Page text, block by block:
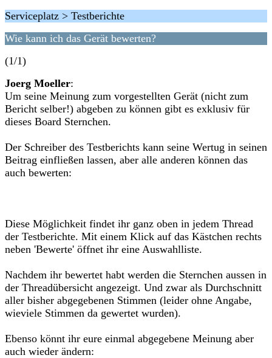
Serviceplatz > Testberichte
Wie kann ich das Gerät bewerten?
(1/1)
Joerg Moeller:
Um seine Meinung zum vorgestellten Gerät (nicht zum
Bericht selber!) abgeben zu können gibt es exklusiv für
dieses Board Sternchen.
Der Schreiber des Testberichts kann seine Wertug in seinen
Beitrag einfließen lassen, aber alle anderen können das
auch bewerten:
Diese Möglichkeit findet ihr ganz oben in jedem Thread
der Testberichte. Mit einem Klick auf das Kästchen rechts
neben 'Bewerte' öffnet ihr eine Auswahlliste.
Nachdem ihr bewertet habt werden die Sternchen aussen in
der Threadübersicht angezeigt. Und zwar als Durchschnitt
aller bisher abgegebenen Stimmen (leider ohne Angabe,
wieviele Stimmen da gewertet wurden).
Ebenso könnt ihr eure einmal abgegebene Meinung aber
auch wieder ändern: